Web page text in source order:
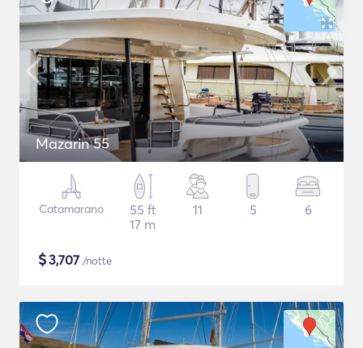
Mazarin 55
Catamarano
55 ft
17 m
11 5 6
$3,707 /notte